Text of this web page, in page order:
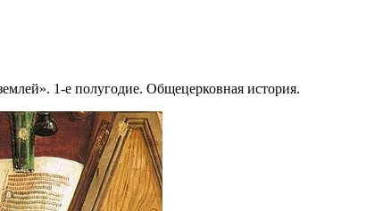
1-е полугодие. Общецерковная история.